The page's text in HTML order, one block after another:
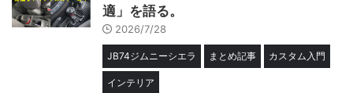
適」を語る。
2026/7/28
JB74ジムニーシエラ まとめ記事 カスタム入門
インテリア